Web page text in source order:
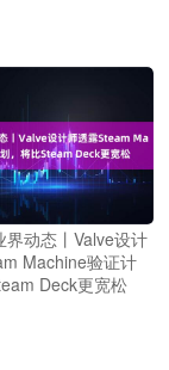
界动态丨Valve设计
Machine验证计
Deck更宽松